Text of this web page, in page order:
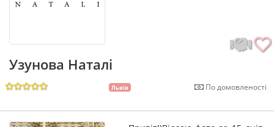
Узунова Наталі
Львів По домовленості